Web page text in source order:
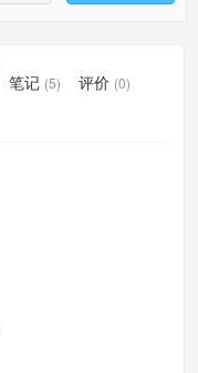
笔记 (5) 评价 (0)